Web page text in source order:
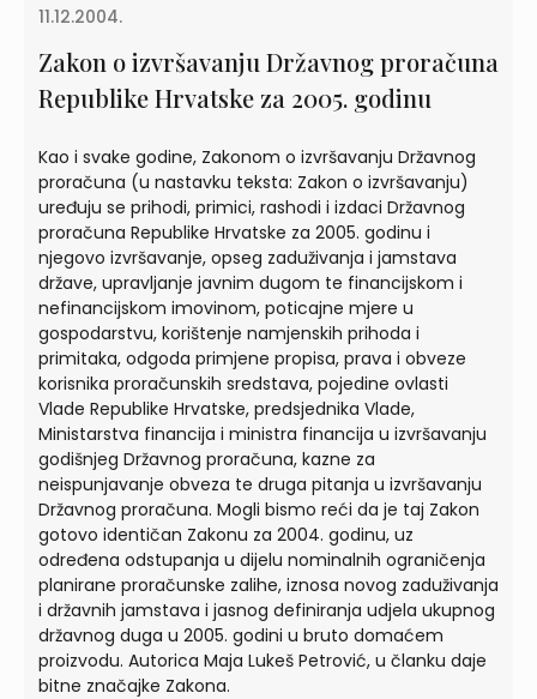
11.12.2004.
Zakon o izvršavanju Državnog proračuna
Republike Hrvatske za 2005. godinu
Kao i svake godine, Zakonom o izvršavanju Državnog
proračuna (u nastavku teksta: Zakon o izvršavanju)
uređuju se prihodi, primici, rashodi i izdaci Državnog
proračuna Republike Hrvatske za 2005. godinu i
njegovo izvršavanje, opseg zaduživanja i jamstava
države, upravljanje javnim dugom te financijskom i
nefinancijskom imovinom, poticajne mjere u
gospodarstvu, korištenje namjenskih prihoda i
primitaka, odgoda primjene propisa, prava i obveze
korisnika proračunskih sredstava, pojedine ovlasti
Vlade Republike Hrvatske, predsjednika Vlade,
Ministarstva financija i ministra financija u izvršavanju
godišnjeg Državnog proračuna, kazne za
neispunjavanje obveza te druga pitanja u izvršavanju
Državnog proračuna. Mogli bismo reći da je taj Zakon
gotovo identičan Zakonu za 2004. godinu, uz
određena odstupanja u dijelu nominalnih ograničenja
planirane proračunske zalihe, iznosa novog zaduživanja
i državnih jamstava i jasnog definiranja udjela ukupnog
državnog duga u 2005. godini u bruto domaćem
proizvodu. Autorica Maja Lukeš Petrović, u članku daje
bitne značajke Zakona.